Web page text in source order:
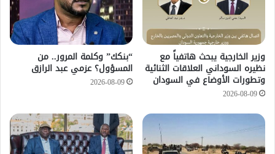
وزير الخارجية يبحث هاتفياً مع
نظيره السوداني العلاقات الثنائية
وتطورات الأوضاع في السودان
2026-08-09
“بنكك” وكلمة المرور.. من
المسؤول؟ عزمي عبد الرازق
2026-08-09